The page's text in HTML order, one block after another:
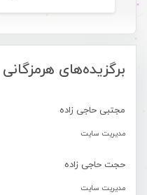
برگزیده‌های هرمزگانی
مجتبی حاجی زاده
مدیریت سایت
حجت حاجی زاده
مدیریت سایت